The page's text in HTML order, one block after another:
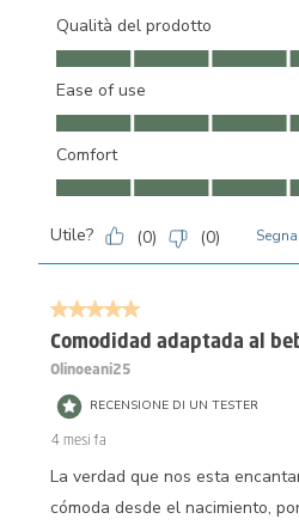
Qualità del prodotto
Qualità del prodotto, 5.0 su 5
Ease of use
Ease of use, 5.0 su 5
Comfort
Comfort, 5.0 su 5
Utile? (0) (0)
5 su 5 stelle.
Comodidad adaptada al
Olinoeani25
RECENSIONE DI UN TESTER
4 mesi fa
La verdad que nos esta
cómoda desde el nacimiento,